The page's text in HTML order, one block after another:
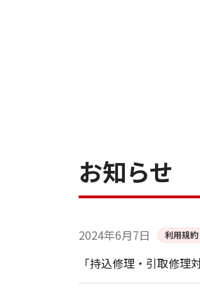
お知らせ
2024年6月7日 利用規約
「持込修理・引取修